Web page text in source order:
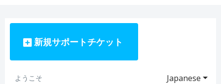
新規サポートチケット
Japanese
ようこそ